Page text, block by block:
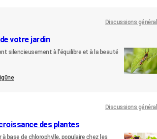
Discussions
votre jardin
silencieusement à l'équilibre et à la beauté
Discussions
des plantes
base de chlorophylle, populaire chez les